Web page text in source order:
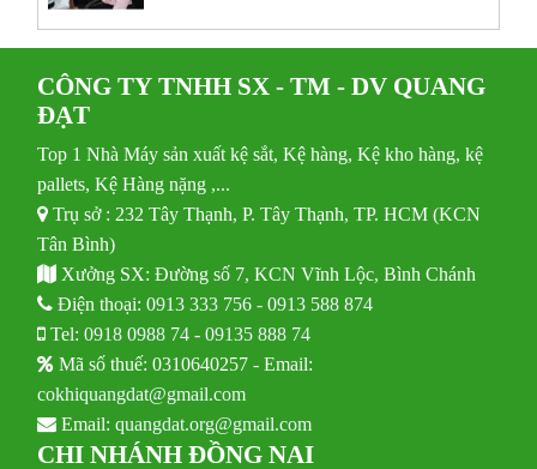
CÔNG TY TNHH SX - TM - DV QUANG
ĐẠT
Top 1 Nhà Máy sản xuất kệ sắt, Kệ hàng, Kệ kho hàng, kệ
pallets, Kệ Hàng nặng ,...
Trụ sở : 232 Tây Thạnh, P. Tây Thạnh, TP. HCM (KCN
Tân Bình)
Xưởng SX: Đường số 7, KCN Vĩnh Lộc, Bình Chánh
Điện thoại:0913 333 756 -0913 588 874
Tel:0918 0988 74 -09135 888 74
Mã số thuế: 0310640257 - Email:
cokhiquangdat@gmail.com
Email:quangdat.org@gmail.com
CHI NHÁNH ĐỒNG NAI